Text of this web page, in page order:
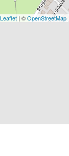
Leaflet | ©OpenStreetMap